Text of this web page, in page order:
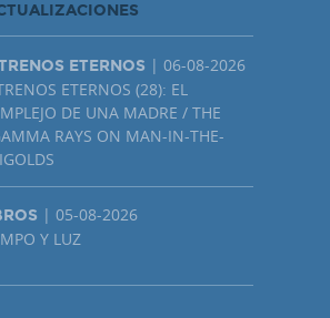
ETERNOS | 06-08-2026
ETERNOS (28): EL
DE UNA MADRE / THE
RAYS ON MAN-IN-THE-
| 05-08-2026
Y LUZ